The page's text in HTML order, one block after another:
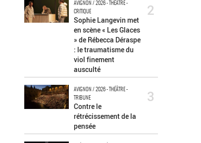
AVIGNON / 2026 - THÉÂTRE -
CRITIQUE
Sophie Langevin met
en scène « Les Glaces
» de Rébecca Déraspe
: le traumatisme du
viol finement
ausculté
2
AVIGNON / 2026 - THÉÂTRE -
TRIBUNE
Contre le
rétrécissement de la
pensée
3